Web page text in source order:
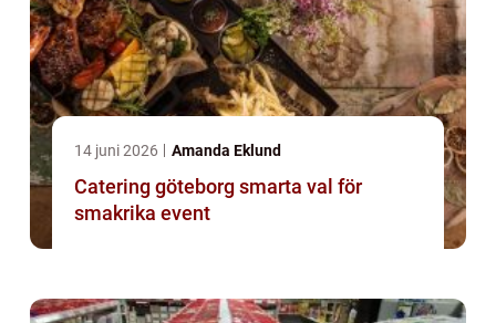
14 juni 2026 Amanda Eklund
Catering göteborg smarta val för
smakrika event